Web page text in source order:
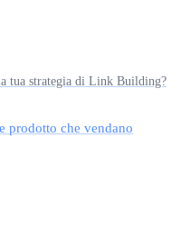
tua strategia di Link Building?
prodotto che vendano